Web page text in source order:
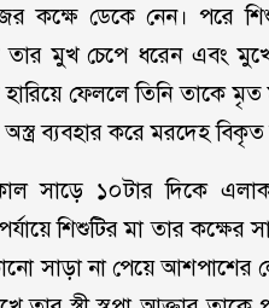
কক্ষে ডেকে নেন। পরে
তার মুখ চেপে ধরেন এবং
হারিয়ে ফেললে তিনি তাকে
ব্যবহার করে মরদেহ বিকৃত
সাড়ে ১০টার দিকে
শিশুটির মা তার কক্ষের
সাড়া না পেয়ে